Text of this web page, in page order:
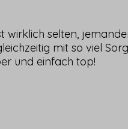
wirklich selten,
mit so viel
und einfach top!